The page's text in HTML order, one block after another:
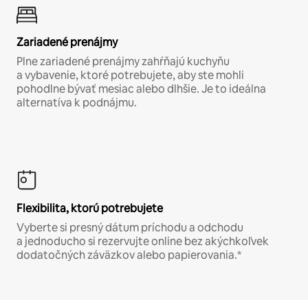
Zariadené prenájmy
Plne zariadené prenájmy zahŕňajú kuchyňu
a vybavenie, ktoré potrebujete, aby ste mohli
pohodlne bývať mesiac alebo dlhšie. Je to ideálna
alternatíva k podnájmu.
Flexibilita, ktorú potrebujete
Vyberte si presný dátum príchodu a odchodu
a jednoducho si rezervujte online bez akýchkoľvek
dodatočných záväzkov alebo papierovania.*